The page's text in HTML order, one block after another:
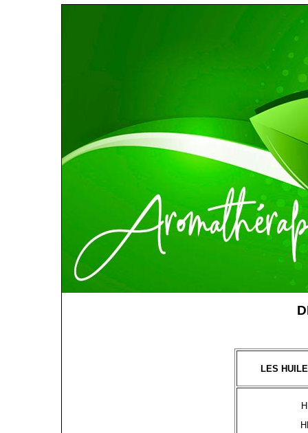
LES